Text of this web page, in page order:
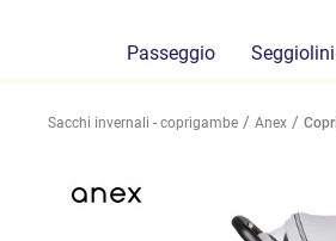
Passeggio
Sacchi invernali - coprigambe Anex